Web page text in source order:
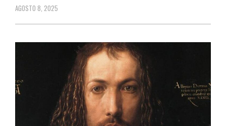
AGOSTO 8, 2025